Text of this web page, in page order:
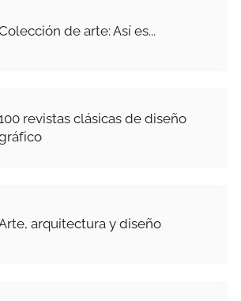
de arte: Así es...
revistas clásicas de diseño
arquitectura y diseño